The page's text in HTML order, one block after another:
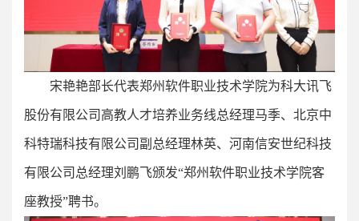
宋艳艳部长代表郑州软件职业技术学院为科大讯飞
股份有限公司高教人才培养业务线总经理马季、北京中
科特瑞科技有限公司副总经理林英、河南信安世纪科技
有限公司总经理刘鹏飞颁发“郑州软件职业技术学院客
座教授”聘书。